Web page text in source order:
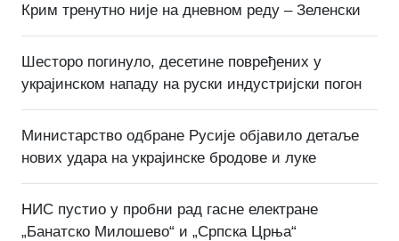
Крим тренутно није на дневном реду – Зеленски
Шесторо погинуло, десетине повређених у
украјинском нападу на руски индустријски погон
Министарство одбране Русије објавило детаље
нових удара на украјинске бродове и луке
НИС пустио у пробни рад гасне електране
„Банатско Милошево“ и „Српска Црња“